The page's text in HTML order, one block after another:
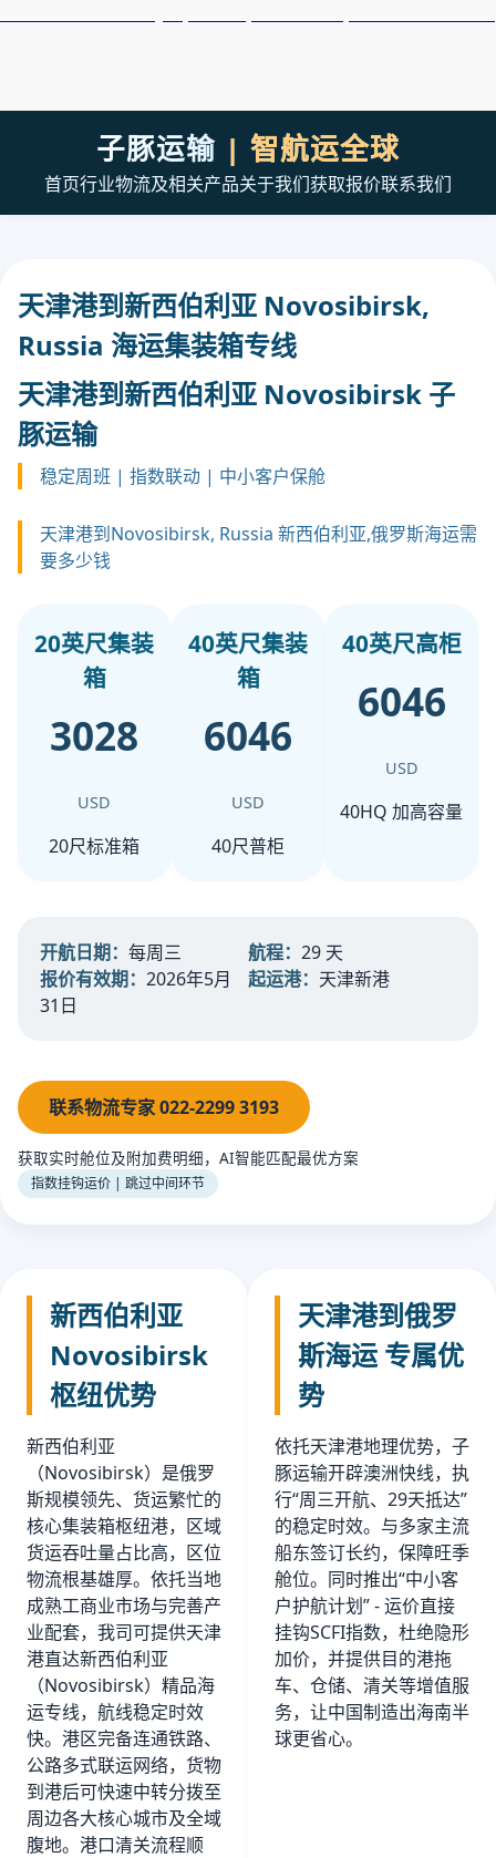
子豚运输 | 智航运全球
首页行业物流及相关产品关于我们获取报价联系我们
天津港到新西伯利亚 Novosibirsk,
Russia 海运集装箱专线
天津港到新西伯利亚 Novosibirsk 子
豚运输
稳定周班 | 指数联动 | 中小客户保舱
天津港到Novosibirsk, Russia 新西伯利亚,俄罗斯海运需
要多少钱
20英尺集装
箱
3028
USD
20尺标准箱
40英尺集装
箱
6046
USD
40尺普柜
40英尺高柜
6046
USD
40HQ 加高容量
开航日期： 每周三 航程： 29 天
报价有效期： 2026年5月
31日
起运港： 天津新港
联系物流专家 022-2299 3193
获取实时舱位及附加费明细，AI智能匹配最优方案
指数挂钩运价 | 跳过中间环节
新西伯利亚
Novosibirsk
枢纽优势
新西伯利亚
（Novosibirsk）是俄罗
斯规模领先、货运繁忙的
核心集装箱枢纽港，区域
货运吞吐量占比高，区位
物流根基雄厚。依托当地
成熟工商业市场与完善产
业配套，我司可提供天津
港直达新西伯利亚
（Novosibirsk）精品海
运专线，航线稳定时效
快。港区完备连通铁路、
公路多式联运网络，货物
到港后可快速中转分拨至
周边各大核心城市及全域
腹地。港口清关流程顺
天津港到俄罗
斯海运 专属优
势
依托天津港地理优势，子
豚运输开辟澳洲快线，执
行“周三开航、29天抵达”
的稳定时效。与多家主流
船东签订长约，保障旺季
舱位。同时推出“中小客
户护航计划” - 运价直接
挂钩SCFI指数，杜绝隐形
加价，并提供目的港拖
车、仓储、清关等增值服
务，让中国制造出海南半
球更省心。